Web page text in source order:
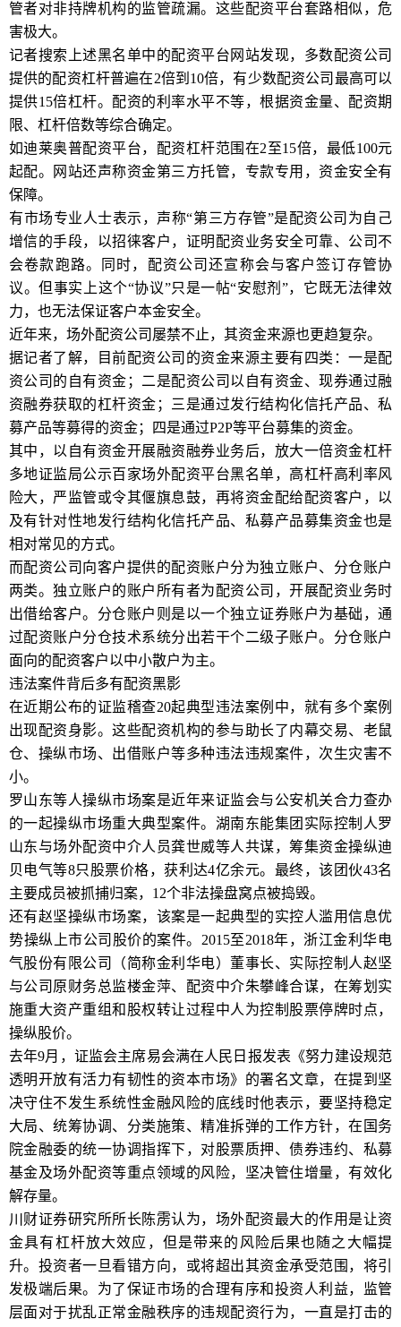
管者对非持牌机构的监管疏漏。这些配资平台套路相似，危
害极大。
记者搜索上述黑名单中的配资平台网站发现，多数配资公司
提供的配资杠杆普遍在2倍到10倍，有少数配资公司最高可以
提供15倍杠杆。配资的利率水平不等，根据资金量、配资期
限、杠杆倍数等综合确定。
如迪莱奥普配资平台，配资杠杆范围在2至15倍，最低100元
起配。网站还声称资金第三方托管，专款专用，资金安全有
保障。
有市场专业人士表示，声称“第三方存管”是配资公司为自己
增信的手段，以招徕客户，证明配资业务安全可靠、公司不
会卷款跑路。同时，配资公司还宣称会与客户签订存管协
议。但事实上这个“协议”只是一帖“安慰剂”，它既无法律效
力，也无法保证客户本金安全。
近年来，场外配资公司屡禁不止，其资金来源也更趋复杂。
据记者了解，目前配资公司的资金来源主要有四类：一是配
资公司的自有资金；二是配资公司以自有资金、现券通过融
资融券获取的杠杆资金；三是通过发行结构化信托产品、私
募产品等募得的资金；四是通过P2P等平台募集的资金。
其中，以自有资金开展融资融券业务后，放大一倍资金杠杆
多地证监局公示百家场外配资平台黑名单，高杠杆高利率风
险大，严监管或令其偃旗息鼓，再将资金配给配资客户，以
及有针对性地发行结构化信托产品、私募产品募集资金也是
相对常见的方式。
而配资公司向客户提供的配资账户分为独立账户、分仓账户
两类。独立账户的账户所有者为配资公司，开展配资业务时
出借给客户。分仓账户则是以一个独立证券账户为基础，通
过配资账户分仓技术系统分出若干个二级子账户。分仓账户
面向的配资客户以中小散户为主。
违法案件背后多有配资黑影
在近期公布的证监稽查20起典型违法案例中，就有多个案例
出现配资身影。这些配资机构的参与助长了内幕交易、老鼠
仓、操纵市场、出借账户等多种违法违规案件，次生灾害不
小。
罗山东等人操纵市场案是近年来证监会与公安机关合力查办
的一起操纵市场重大典型案件。湖南东能集团实际控制人罗
山东与场外配资中介人员龚世威等人共谋，筹集资金操纵迪
贝电气等8只股票价格，获利达4亿余元。最终，该团伙43名
主要成员被抓捕归案，12个非法操盘窝点被捣毁。
还有赵坚操纵市场案，该案是一起典型的实控人滥用信息优
势操纵上市公司股价的案件。2015至2018年，浙江金利华电
气股份有限公司（简称金利华电）董事长、实际控制人赵坚
与公司原财务总监楼金萍、配资中介朱攀峰合谋，在筹划实
施重大资产重组和股权转让过程中人为控制股票停牌时点，
操纵股价。
去年9月，证监会主席易会满在人民日报发表《努力建设规范
透明开放有活力有韧性的资本市场》的署名文章，在提到坚
决守住不发生系统性金融风险的底线时他表示，要坚持稳定
大局、统筹协调、分类施策、精准拆弹的工作方针，在国务
院金融委的统一协调指挥下，对股票质押、债券违约、私募
基金及场外配资等重点领域的风险，坚决管住增量，有效化
解存量。
川财证券研究所所长陈雳认为，场外配资最大的作用是让资
金具有杠杆放大效应，但是带来的风险后果也随之大幅提
升。投资者一旦看错方向，或将超出其资金承受范围，将引
发极端后果。为了保证市场的合理有序和投资人利益，监管
层面对于扰乱正常金融秩序的违规配资行为，一直是打击的